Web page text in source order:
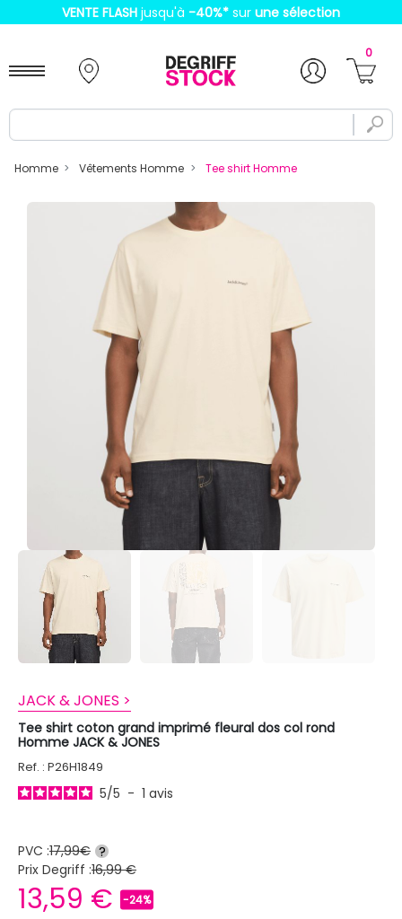
VENTE FLASH jusqu'à -40%* sur une sélection
0
Homme Vêtements Homme Tee shirt Homme
JACK & JONES >
Tee shirt coton grand imprimé fleural dos col rond
Homme JACK & JONES
Ref. : P26H1849
5/5 - 1 avis
PVC :17,99€ ?
Prix Degriff :16,99 €
13,59 € -24%